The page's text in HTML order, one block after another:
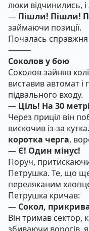
люки відчинились, і
— Пішли! Пішли!
займаючи позиції.
Почалась справжня
⸻
Соколов у бою
Соколов зайняв
виставив автомат
підвального входу.
— Ціль! На 30
Через приціл він
вискочив із-за
коротка черга,
— Є! Один мінус!
Поруч,
Петрушка. Те, що
переляканим
Петрушка кричав:
— Сокол,
Він тримав сектор,